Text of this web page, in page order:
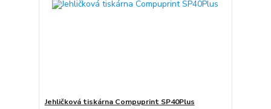
Jehličková tiskárna Compuprint SP40Plus